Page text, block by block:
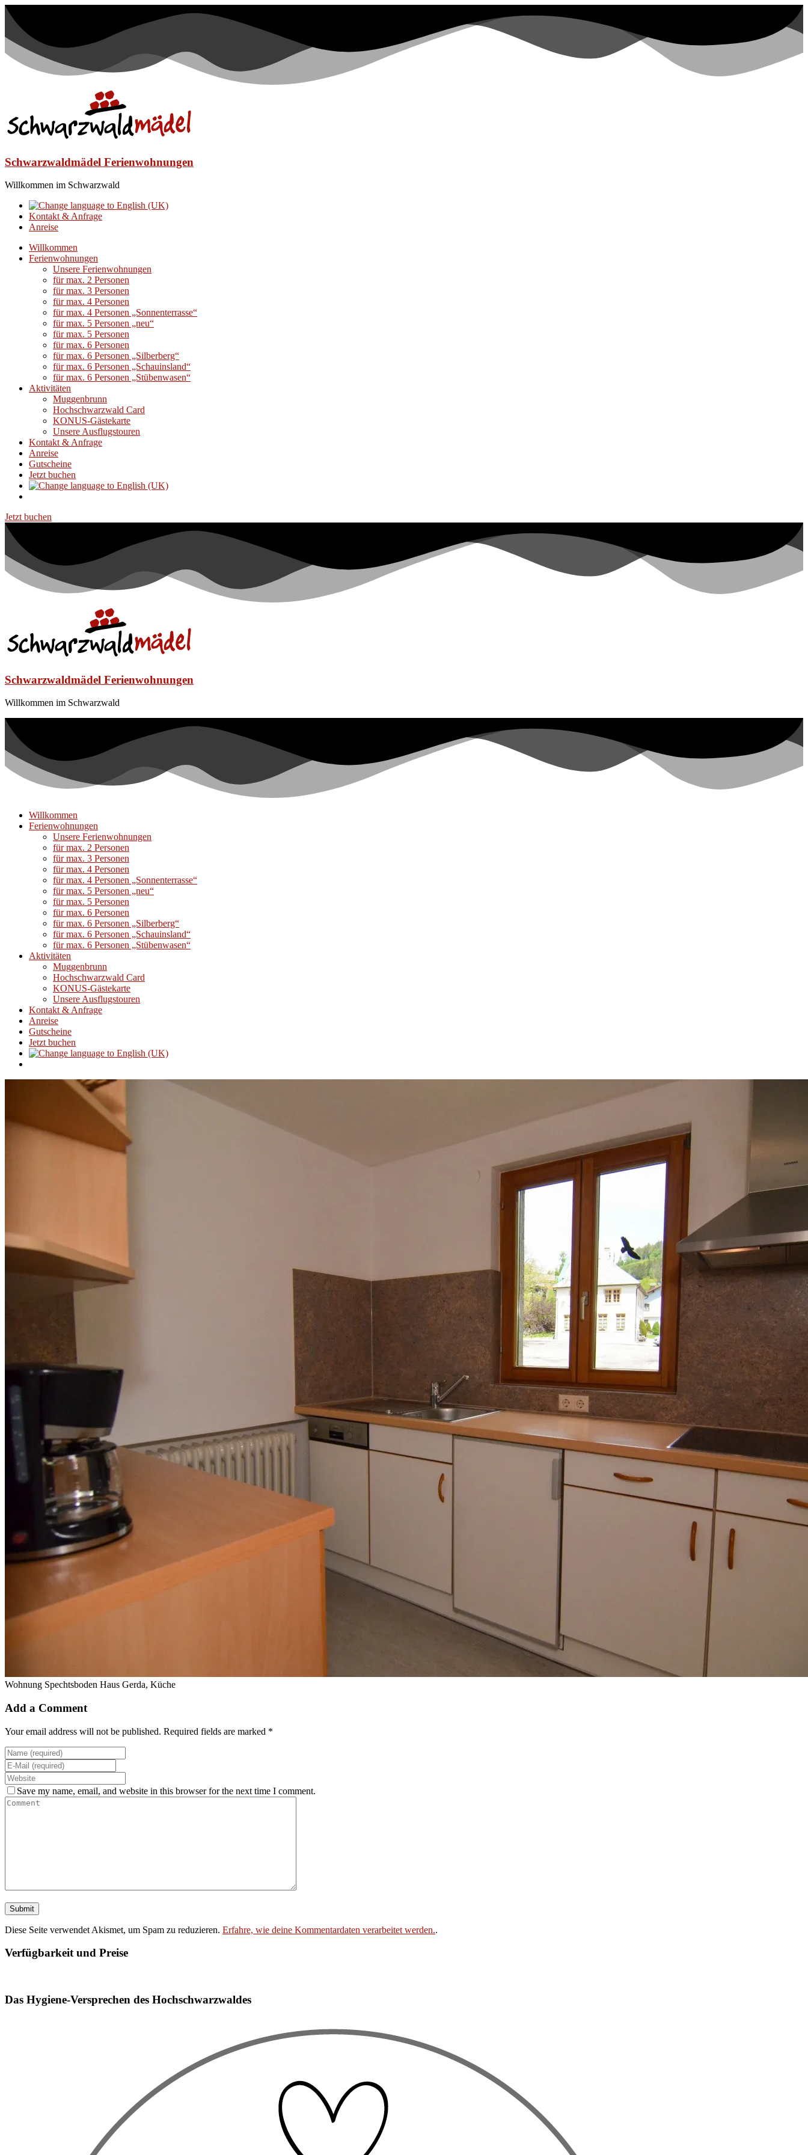
Schwarzwaldmädel Ferienwohnungen
Willkommen im Schwarzwald
Kontakt & Anfrage
Anreise
Willkommen
Ferienwohnungen
Unsere Ferienwohnungen
für max. 2 Personen
für max. 3 Personen
für max. 4 Personen
für max. 4 Personen „Sonnenterrasse“
für max. 5 Personen „neu“
für max. 5 Personen
für max. 6 Personen
für max. 6 Personen „Silberberg“
für max. 6 Personen „Schauinsland“
für max. 6 Personen „Stübenwasen“
Aktivitäten
Muggenbrunn
Hochschwarzwald Card
KONUS-Gästekarte
Unsere Ausflugstouren
Kontakt & Anfrage
Anreise
Gutscheine
Jetzt buchen
Jetzt buchen
Schwarzwaldmädel Ferienwohnungen
Willkommen im Schwarzwald
Willkommen
Ferienwohnungen
Unsere Ferienwohnungen
für max. 2 Personen
für max. 3 Personen
für max. 4 Personen
für max. 4 Personen „Sonnenterrasse“
für max. 5 Personen „neu“
für max. 5 Personen
für max. 6 Personen
für max. 6 Personen „Silberberg“
für max. 6 Personen „Schauinsland“
für max. 6 Personen „Stübenwasen“
Aktivitäten
Muggenbrunn
Hochschwarzwald Card
KONUS-Gästekarte
Unsere Ausflugstouren
Kontakt & Anfrage
Anreise
Gutscheine
Jetzt buchen
Wohnung Spechtsboden Haus Gerda, Küche
Add a Comment
Your email address will not be published. Required fields are marked *
Save my name, email, and website in this browser for the next time I comment.
Diese Seite verwendet Akismet, um Spam zu reduzieren. Erfahre, wie deine Kommentardaten verarbeitet werden..
Verfügbarkeit und Preise
Das Hygiene-Versprechen des Hochschwarzwaldes